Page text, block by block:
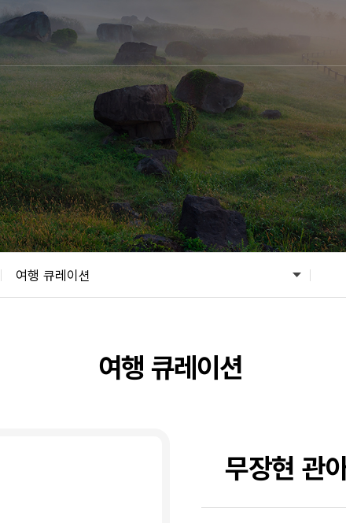
여행 큐레이션
여행 큐레이션
무장현 관